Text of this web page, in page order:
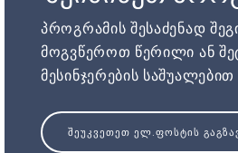
პროგრამის შესაძენად
მოგვწეროთ წერილი ან
მესინჯერების საშუალებით
ᲨᲔᲣᲙᲕᲔᲗᲔᲗ ᲔᲚ.ᲤᲝᲡᲢᲘᲡ